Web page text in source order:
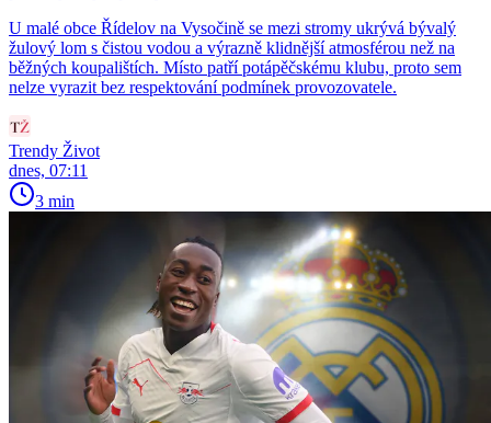
U malé obce Řídelov na Vysočině se mezi stromy ukrývá bývalý
žulový lom s čistou vodou a výrazně klidnější atmosférou než na
běžných koupalištích. Místo patří potápěčskému klubu, proto sem
nelze vyrazit bez respektování podmínek provozovatele.
Trendy Život
dnes, 07:11
3 min